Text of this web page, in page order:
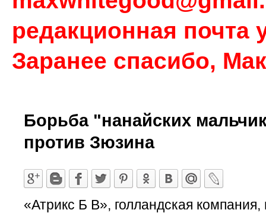
редакционная почта
Заранее спасибо,
Борьба "нанайских
против Зюзина
«Атрикс Б В», голландская